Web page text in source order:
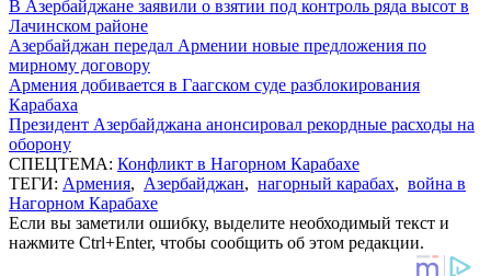
В Азербайджане заявили о взятии под контроль ряда высот в
Лачинском районе
Азербайджан передал Армении новые предложения по
мирному договору
Армения добивается в Гаагском суде разблокирования
Карабаха
Президент Азербайджана анонсировал рекордные расходы на
оборону
СПЕЦТЕМА: Конфликт в Нагорном Карабахе
ТЕГИ: Армения, Азербайджан, нагорный карабах, война в
Нагорном Карабахе
Если вы заметили ошибку, выделите необходимый текст и
нажмите Ctrl+Enter, чтобы сообщить об этом редакции.